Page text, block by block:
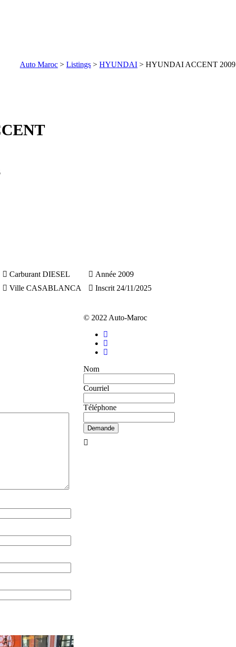
Auto Maroc >Listings >HYUNDAI >HYUNDAI ACCENT 2009
Carburant DIESEL Année 2009
Ville CASABLANCA Inscrit 24/11/2025
© 2022 Auto-Maroc
Nom
Courriel
Téléphone
Demande